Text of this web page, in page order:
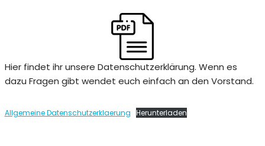
Hier findet ihr unsere Datenschutzerklärung. Wenn es
dazu Fragen gibt wendet euch einfach an den Vorstand.
Allgemeine Datenschutzerklaerung Herunterladen